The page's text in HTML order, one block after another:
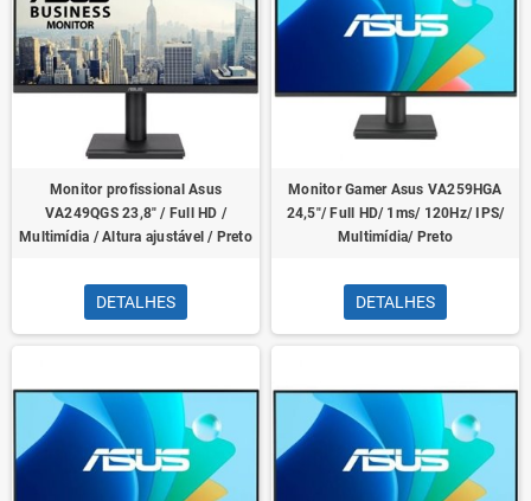
Monitor profissional Asus
VA249QGS 23,8" / Full HD /
Multimídia / Altura ajustável / Preto
DETALHES
Monitor Gamer Asus VA259HGA
24,5"/ Full HD/ 1ms/ 120Hz/ IPS/
Multimídia/ Preto
DETALHES